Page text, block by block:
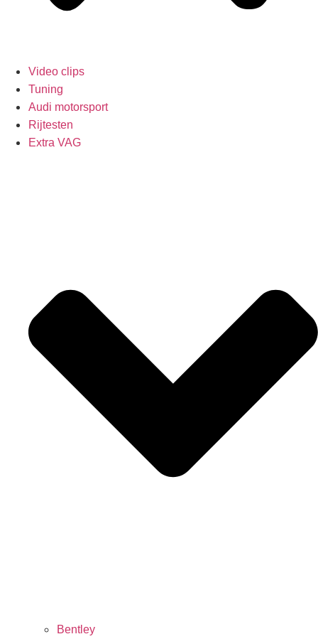
Video clips
Tuning
Audi motorsport
Rijtesten
Extra VAG
Bentley